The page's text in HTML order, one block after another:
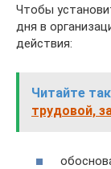
Чтобы
дня в
действия:
Читайте
трудовой,